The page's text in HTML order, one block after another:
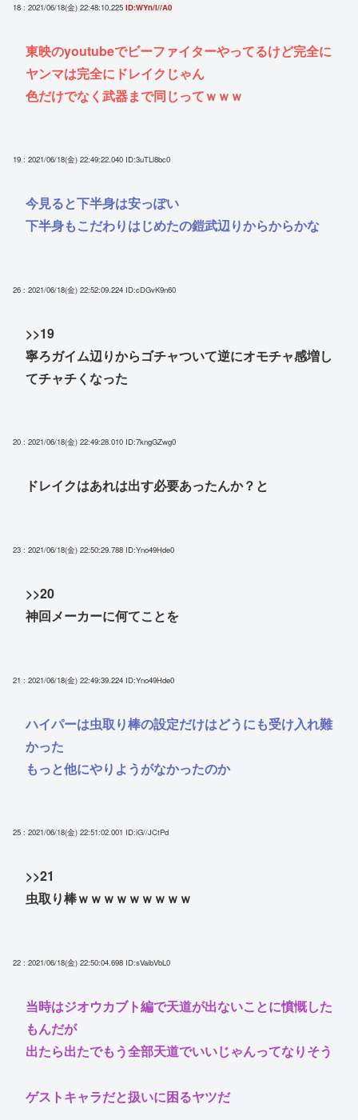
18 : 2021/06/18(金) 22:48:10.225 ID:WYn/i//A0
東映のyoutubeでビーファイターやってるけど完全に
ヤンマは完全にドレイクじゃん
色だけでなく武器まで同じってｗｗｗ
19 : 2021/06/18(金) 22:49:22.040 ID:3uTLl8bc0
今見ると下半身は安っぽい
下半身もこだわりはじめたの鎧武辺りからからかな
26 : 2021/06/18(金) 22:52:09.224 ID:cDGvK9n60
>>19
寧ろガイム辺りからゴチャついて逆にオモチャ感増し
てチャチくなった
20 : 2021/06/18(金) 22:49:28.010 ID:7kngGZwg0
ドレイクはあれは出す必要あったんか？と
23 : 2021/06/18(金) 22:50:29.788 ID:Yno49Hde0
>>20
神回メーカーに何てことを
21 : 2021/06/18(金) 22:49:39.224 ID:Yno49Hde0
ハイパーは虫取り棒の設定だけはどうにも受け入れ難
かった
もっと他にやりようがなかったのか
25 : 2021/06/18(金) 22:51:02.001 ID:iG//JCtPd
>>21
虫取り棒ｗｗｗｗｗｗｗｗｗ
22 : 2021/06/18(金) 22:50:04.698 ID:sVaibVbL0
当時はジオウカブト編で天道が出ないことに憤慨した
もんだが
出たら出たでもう全部天道でいいじゃんってなりそう
ゲストキャラだと扱いに困るヤツだ